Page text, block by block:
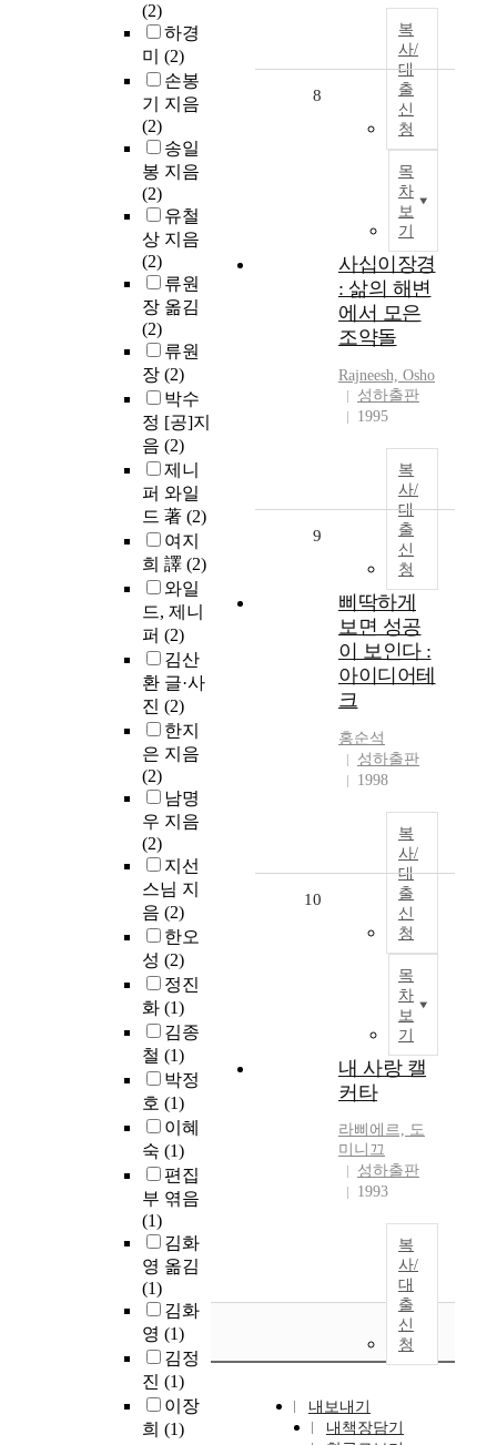
(2)
하경
미 (2)
손봉
기 지음
(2)
송일
봉 지음
(2)
유철
상 지음
(2)
류원
장 옮김
(2)
류원
장 (2)
박수
정 [공]지
음 (2)
제니
퍼 와일
드 著 (2)
여지
희 譯 (2)
와일
드, 제니
퍼 (2)
김산
환 글·사
진 (2)
한지
은 지음
(2)
남명
우 지음
(2)
지선
스님 지
음 (2)
한오
성 (2)
정진
화 (1)
김종
철 (1)
박정
호 (1)
이혜
숙 (1)
편집
부 엮음
(1)
김화
영 옮김
(1)
김화
영 (1)
김정
진 (1)
이장
희 (1)
복
사/
대
출
신
청
목
차
보
기
8
사십이장경
: 삶의 해변
에서 모은
조약돌
Rajneesh, Osho
성하출판
1995
복
사/
대
출
신
청
9
삐딱하게
보면 성공
이 보인다 :
아이디어테
크
홍순석
성하출판
1998
복
사/
대
출
신
청
목
차
보
기
10
내 사랑 캘
커타
라삐에르, 도
미니끄
성하출판
1993
복
사/
대
출
신
청
내보내기
내책장담기